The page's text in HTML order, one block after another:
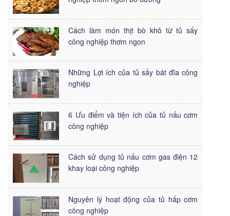
Cách làm món thịt bò khô từ tủ sấy
công nghiệp thơm ngon
Những Lợi ích của tủ sấy bát đĩa công
nghiệp
6 Ưu điểm và tiện ích của tủ nấu cơm
công nghiệp
Cách sử dụng tủ nấu cơm gas điện 12
khay loại công nghiệp
Nguyên lý hoạt động của tủ hấp cơm
công nghiệp